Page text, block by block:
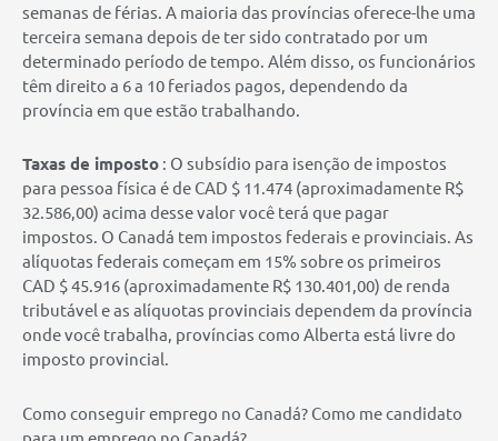
semanas de férias. A maioria das províncias oferece-lhe uma
terceira semana depois de ter sido contratado por um
determinado período de tempo. Além disso, os funcionários
têm direito a 6 a 10 feriados pagos, dependendo da
província em que estão trabalhando.
Taxas de imposto : O subsídio para isenção de impostos
para pessoa física é de CAD $ 11.474 (aproximadamente R$
32.586,00) acima desse valor você terá que pagar
impostos. O Canadá tem impostos federais e provinciais. As
alíquotas federais começam em 15% sobre os primeiros
CAD $ 45.916 (aproximadamente R$ 130.401,00) de renda
tributável e as alíquotas provinciais dependem da província
onde você trabalha, províncias como Alberta está livre do
imposto provincial.
Como conseguir emprego no Canadá? Como me candidato
para um emprego no Canadá?